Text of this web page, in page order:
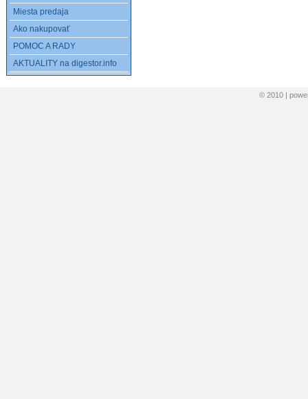
Miesta predaja
Ako nakupovať
POMOC A RADY
AKTUALITY na digestor.info
© 2010 |